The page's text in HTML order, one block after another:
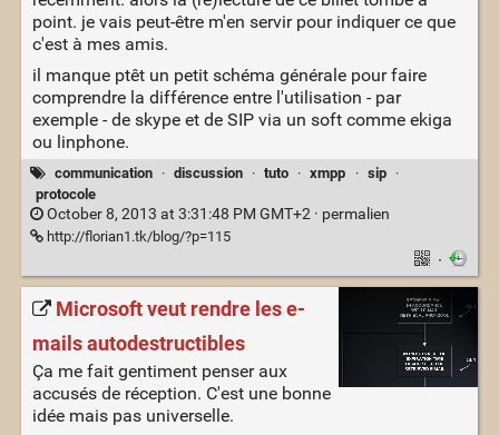
point. je vais peut-être m'en servir pour indiquer ce que
c'est à mes amis.
il manque ptêt un petit schéma générale pour faire
comprendre la différence entre l'utilisation - par
exemple - de skype et de SIP via un soft comme ekiga
ou linphone.
communication · discussion · tuto · xmpp · sip
·
protocole
October 8, 2013 at 3:31:48 PM GMT+2 · permalien
http://florian1.tk/blog/?p=115
·
Microsoft veut rendre les e-
mails autodestructibles
Ça me fait gentiment penser aux
accusés de réception. C'est une bonne
idée mais pas universelle.